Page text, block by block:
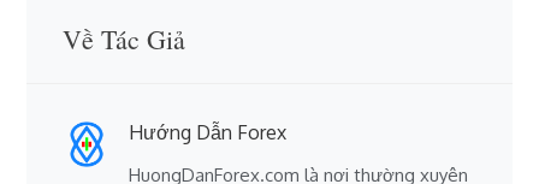
Về Tác Giả
Hướng Dẫn Forex
HuongDanForex.com là nơi thường xuyên